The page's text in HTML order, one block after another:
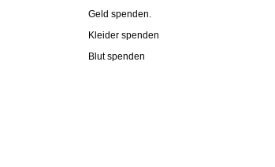
Geld spenden.
Kleider spenden
Blut spenden